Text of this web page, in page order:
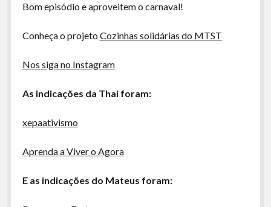
Bom episódio e aproveitem o carnaval!
Conheça o projeto Cozinhas solidárias do MTST
Nos siga no Instagram
As indicações da Thai foram:
xepaativismo
Aprenda a Viver o Agora
E as indicações do Mateus foram: